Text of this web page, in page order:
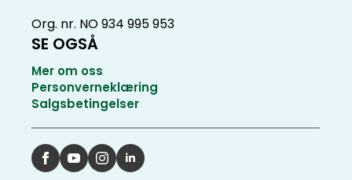
Org. nr. NO 934 995 953
SE OGSÅ
Mer om oss
Personverneklæring
Salgsbetingelser